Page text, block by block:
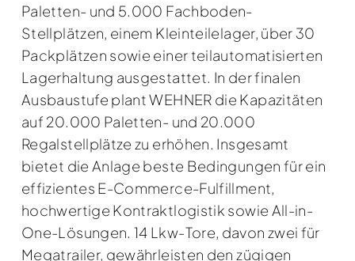
Paletten- und 5.000 Fachboden-
Stellplätzen, einem Kleinteilelager, über 30
Packplätzen sowie einer teilautomatisierten
Lagerhaltung ausgestattet. In der finalen
Ausbaustufe plant WEHNER die Kapazitäten
auf 20.000 Paletten- und 20.000
Regalstellplätze zu erhöhen. Insgesamt
bietet die Anlage beste Bedingungen für ein
effizientes E-Commerce-Fulfillment,
hochwertige Kontraktlogistik sowie All-in-
One-Lösungen. 14 Lkw-Tore, davon zwei für
Megatrailer, gewährleisten den zügigen